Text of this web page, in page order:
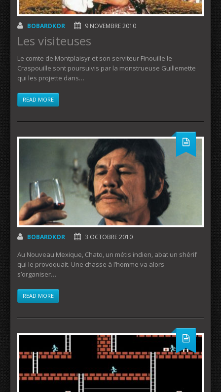
BOBARDKOR 9 NOVEMBRE 2010
Les visiteuses
Le comte de Montplaisyr et son serviteur Finouille le
Craspouille sont poursuivis par la monstrueuse Guillemette
qui les projette dans…
READ MORE
BOBARDKOR 3 OCTOBRE 2010
Au Nouveau Mexique, Chato, un métis indien, abat un shérif
qui le provoquait. Une chasse à l’homme va alors
s’organiser…
READ MORE